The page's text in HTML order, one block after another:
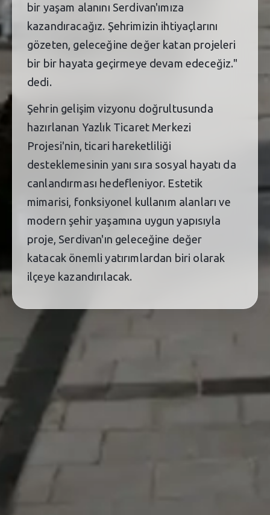
bir yaşam alanını Serdivan'ımıza
kazandıracağız. Şehrimizin ihtiyaçlarını
gözeten, geleceğine değer katan projeleri
bir bir hayata geçirmeye devam edeceğiz."
dedi.
Şehrin gelişim vizyonu doğrultusunda
hazırlanan Yazlık Ticaret Merkezi
Projesi'nin, ticari hareketliliği
desteklemesinin yanı sıra sosyal hayatı da
canlandırması hedefleniyor. Estetik
mimarisi, fonksiyonel kullanım alanları ve
modern şehir yaşamına uygun yapısıyla
proje, Serdivan'ın geleceğine değer
katacak önemli yatırımlardan biri olarak
ilçeye kazandırılacak.